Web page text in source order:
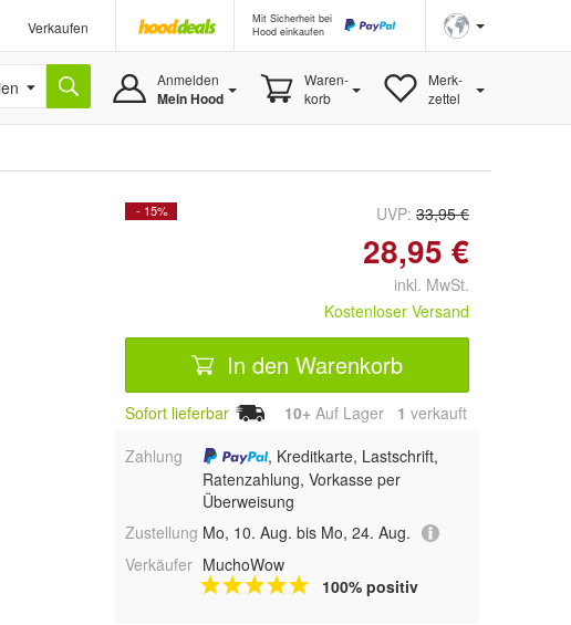
Verkaufen
Mit Sicherheit bei
Hood einkaufen
Anmelden
Mein Hood
Waren-
korb
Merk-
zettel
- 15% UVP: 33,95 €
28,95 €
inkl. MwSt.
Kostenloser Versand
In den Warenkorb
Sofort lieferbar 10+ Auf Lager 1 verkauft
Zahlung
, Kreditkarte, Lastschrift,
Ratenzahlung, Vorkasse per
Überweisung
Zustellung Mo, 10. Aug. bis Mo, 24. Aug.
Verkäufer MuchoWow
100% positiv